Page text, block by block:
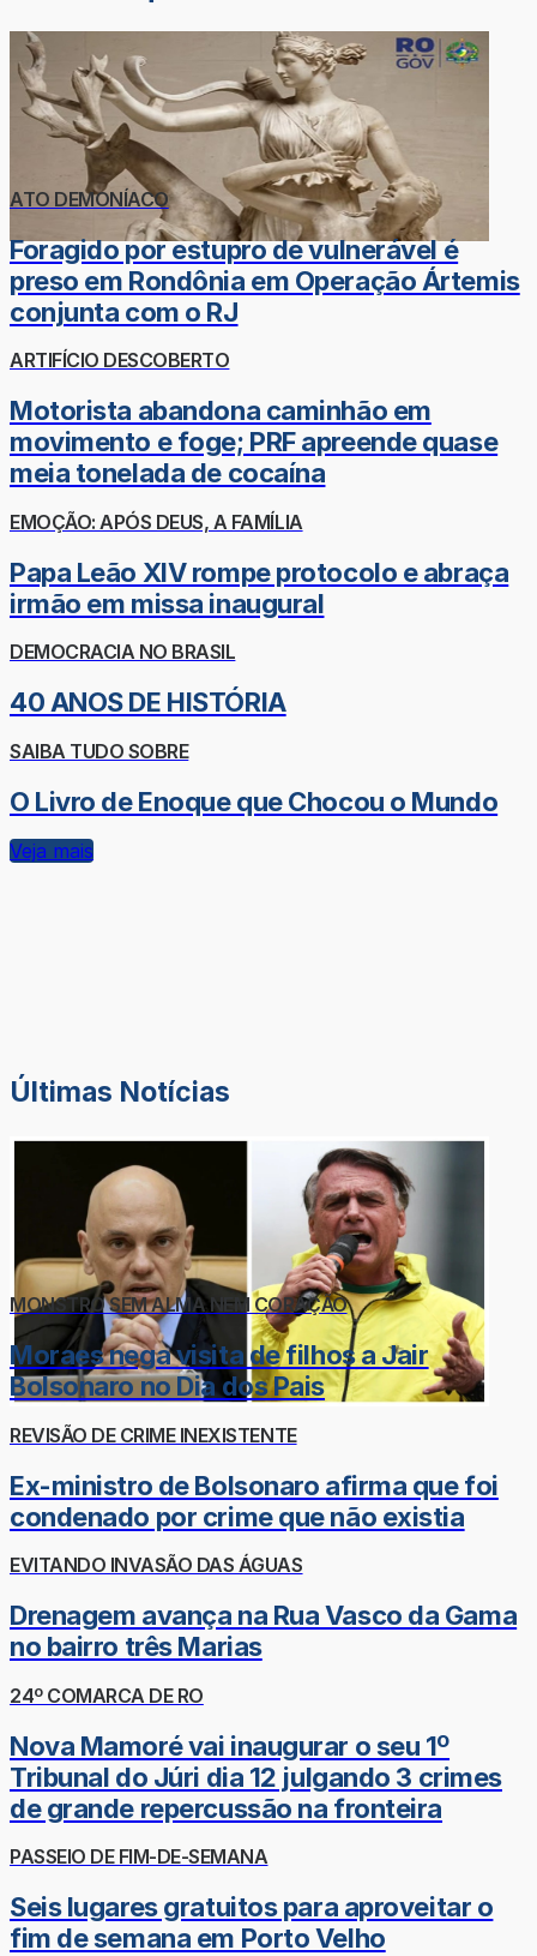
ATO DEMONÍACO
Foragido por estupro de vulnerável é
preso em Rondônia em Operação Ártemis
conjunta com o RJ
ARTIFÍCIO DESCOBERTO
Motorista abandona caminhão em
movimento e foge; PRF apreende quase
meia tonelada de cocaína
EMOÇÃO: APÓS DEUS, A FAMÍLIA
Papa Leão XIV rompe protocolo e abraça
irmão em missa inaugural
DEMOCRACIA NO BRASIL
40 ANOS DE HISTÓRIA
SAIBA TUDO SOBRE
O Livro de Enoque que Chocou o Mundo
Veja mais
Últimas Notícias
MONSTRO SEM ALMA NEM CORAÇÃO
Moraes nega visita de filhos a Jair
Bolsonaro no Dia dos Pais
REVISÃO DE CRIME INEXISTENTE
Ex-ministro de Bolsonaro afirma que foi
condenado por crime que não existia
EVITANDO INVASÃO DAS ÁGUAS
Drenagem avança na Rua Vasco da Gama
no bairro três Marias
24º COMARCA DE RO
Nova Mamoré vai inaugurar o seu 1º
Tribunal do Júri dia 12 julgando 3 crimes
de grande repercussão na fronteira
PASSEIO DE FIM-DE-SEMANA
Seis lugares gratuitos para aproveitar o
fim de semana em Porto Velho